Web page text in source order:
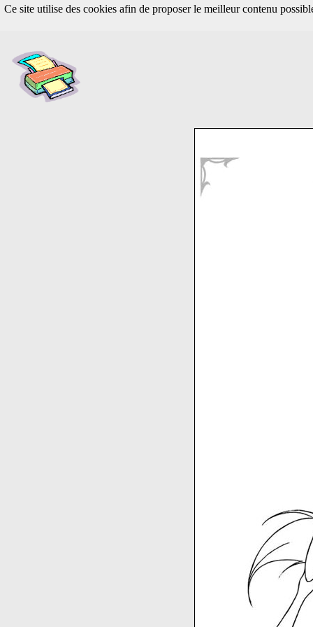
Ce site utilise des cookies afin de proposer le meilleur contenu